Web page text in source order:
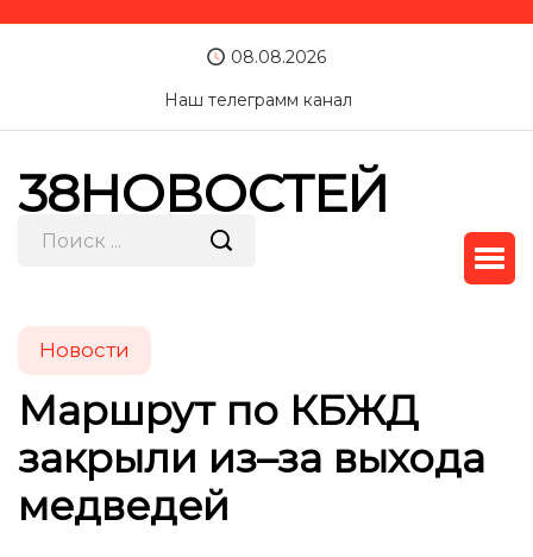
08.08.2026
Наш телеграмм канал
38НОВОСТЕЙ
Новости
Маршрут по КБЖД
закрыли из–за выхода
медведей